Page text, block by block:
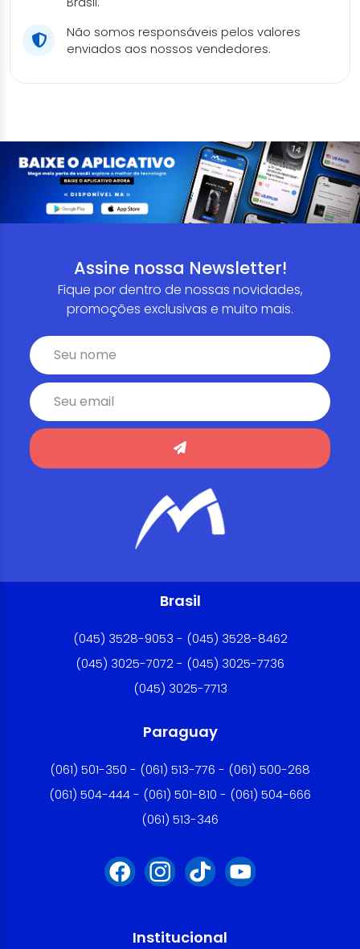
Não somos responsáveis pelos valores
enviados aos nossos vendedores.
Assine nossa Newsletter!
Fique por dentro de nossas novidades,
promoções exclusivas e muito mais.
Brasil
(045) 3528-9053 - (045) 3528-8462
(045) 3025-7072 - (045) 3025-7736
(045) 3025-7713
Paraguay
(061) 501-350 - (061) 513-776 - (061) 500-268
(061) 504-444 - (061) 501-810 - (061) 504-666
(061) 513-346
Institucional